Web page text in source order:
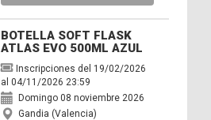
BOTELLA SOFT FLASK
ATLAS EVO 500ML AZUL
Inscripciones del 19/02/2026
al 04/11/2026 23:59
Domingo 08 noviembre 2026
Gandia (Valencia)